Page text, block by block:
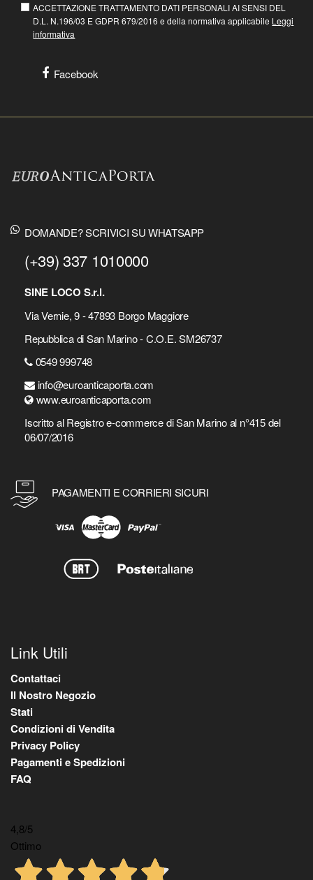
ACCETTAZIONE TRATTAMENTO DATI PERSONALI AI SENSI DEL
D.L. N.196/03 E GDPR 679/2016 e della normativa applicabile Leggi
informativa
Facebook
DOMANDE? SCRIVICI SU WHATSAPP
(+39) 337 1010000
SINE LOCO S.r.l.
Via Vernie, 9 - 47893 Borgo Maggiore
Repubblica di San Marino - C.O.E. SM26737
0549 999748
info@euroanticaporta.com
www.euroanticaporta.com
Iscritto al Registro e-commerce di San Marino al n°415 del
06/07/2016
PAGAMENTI E CORRIERI SICURI
Link Utili
Contattaci
Il Nostro Negozio
Stati
Condizioni di Vendita
Privacy Policy
Pagamenti e Spedizioni
FAQ
4,8/5
Ottimo